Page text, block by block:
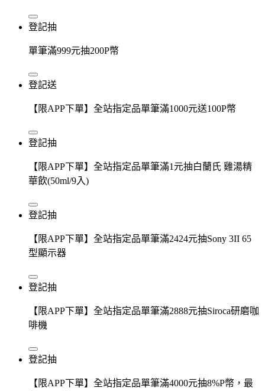
登記抽
單筆滿999元抽200P幣
登記送
【限APP下單】全站指定品單筆滿1000元送100P幣
登記抽
【限APP下單】全站指定品單筆滿1元抽白蘭氏 雞湯精
華飲(50ml/9入)
登記抽
【限APP下單】全站指定品單筆滿2424元抽Sony 3II 65
型顯示器
登記抽
【限APP下單】全站指定品單筆滿2888元抽Siroca研磨咖
啡機
登記抽
【限APP下單】全站指定品單筆滿4000元抽8%P幣，最